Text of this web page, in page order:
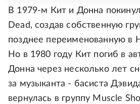
В 1979-м Кит и Донна
Dead, создав собственную
позднее переименованную в
Но в 1980 году Кит погиб в
Донна через несколько лет
за музыканта - басиста
вернулась в группу Muscle